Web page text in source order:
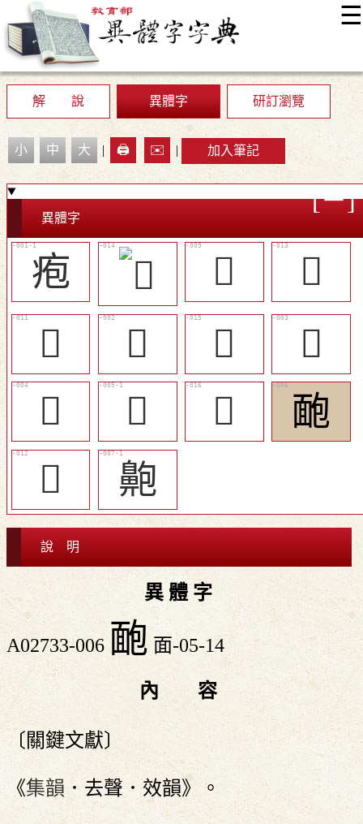
☰
最新消息
顯示模式
網站導覽
EN
解 說
異體字 研訂瀏覽
小 中 大 | 🖨️ ✉️ | 加入筆記
異體字
疱 󳷴
󳷷
󳷵
𦝐 󳷹
𦫗
𦫥
𦫱 𨣙
靤
󳷶
䶌
說 明
異 體 字
A02733-006 靤 面-05-14
內 容
〔關鍵文獻〕
《集韻 ．去聲．效韻》。